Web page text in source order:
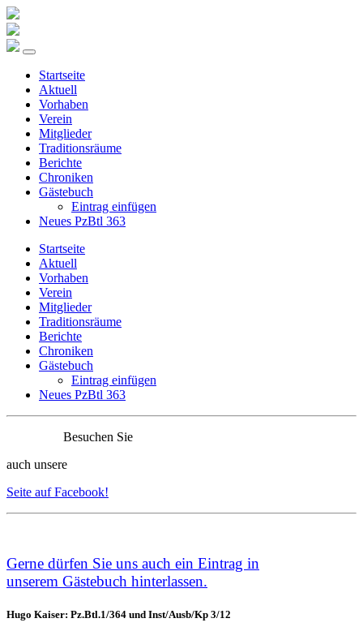
Startseite
Aktuell
Vorhaben
Verein
Mitglieder
Traditionsräume
Berichte
Chroniken
Gästebuch
Eintrag einfügen
Neues PzBtl 363
Startseite
Aktuell
Vorhaben
Verein
Mitglieder
Traditionsräume
Berichte
Chroniken
Gästebuch
Eintrag einfügen
Neues PzBtl 363
Besuchen Sie
auch unsere
Seite auf Facebook!
Gerne dürfen Sie uns auch ein Eintrag in
unserem Gästebuch hinterlassen.
Hugo Kaiser: Pz.Btl.1/364 und Inst/Ausb/Kp 3/12